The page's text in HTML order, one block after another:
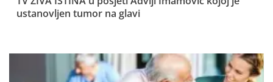
ustanovljen tumor na glavi